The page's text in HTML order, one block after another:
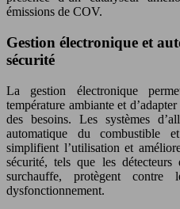
émissions de COV.
Gestion électronique et
sécurité
La gestion électronique
température ambiante et
des besoins. Les systèmes
automatique du combustible
simplifient l’utilisation et
sécurité, tels que les
surchauffe, protègent
dysfonctionnement.